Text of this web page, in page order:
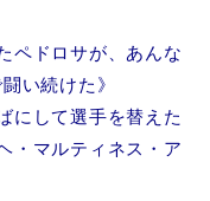
ペドロサが、あんな
い続けた》
にして選手を替えた
・マルティネス・ア